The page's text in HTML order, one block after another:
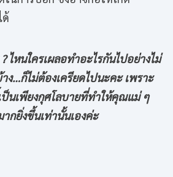
ไหนใครเผลอทำอะไรกันไปอย่างไม่
ง…ก็ไม่ต้องเครียดไปนะคะ เพราะ
นเพียงกุศโลบายที่ทำให้คุณแม่ ๆ
ากยิ่งขึ้นเท่านั้นเองค่ะ